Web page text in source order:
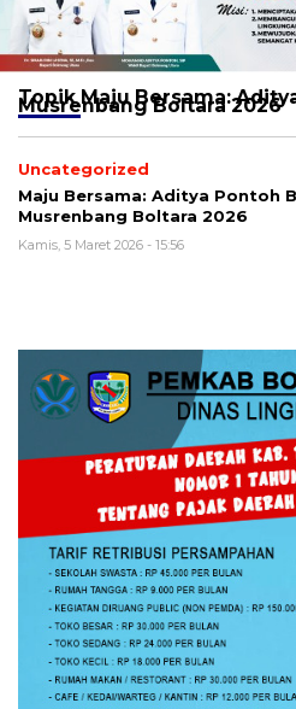
TopikMaju Bersama:
Musrenbang Boltara 2026
Uncategorized
Maju Bersama: Aditya Pontoh
Musrenbang Boltara 2026
Kamis, 5 Maret 2026 - 15:56